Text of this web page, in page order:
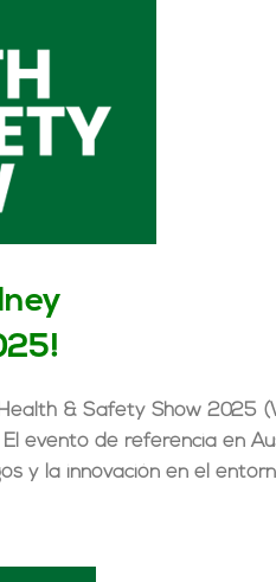
& Safety Show 2025
El evento de referencia en
y la innovación en el